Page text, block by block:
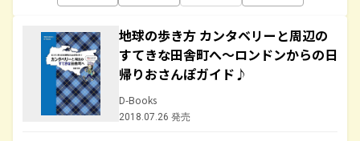
地球の歩き方 カンタベリーと周辺の
すてきな田舎町へ～ロンドンからの日
帰りおさんぽガイド♪
D-Books
2018.07.26 発売